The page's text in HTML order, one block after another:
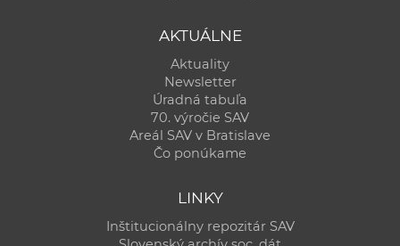
AKTUÁLNE
Aktuality
Newsletter
Úradná tabuľa
70. výročie SAV
Areál SAV v Bratislave
Čo ponúkame
LINKY
Inštitucionálny repozitár SAV